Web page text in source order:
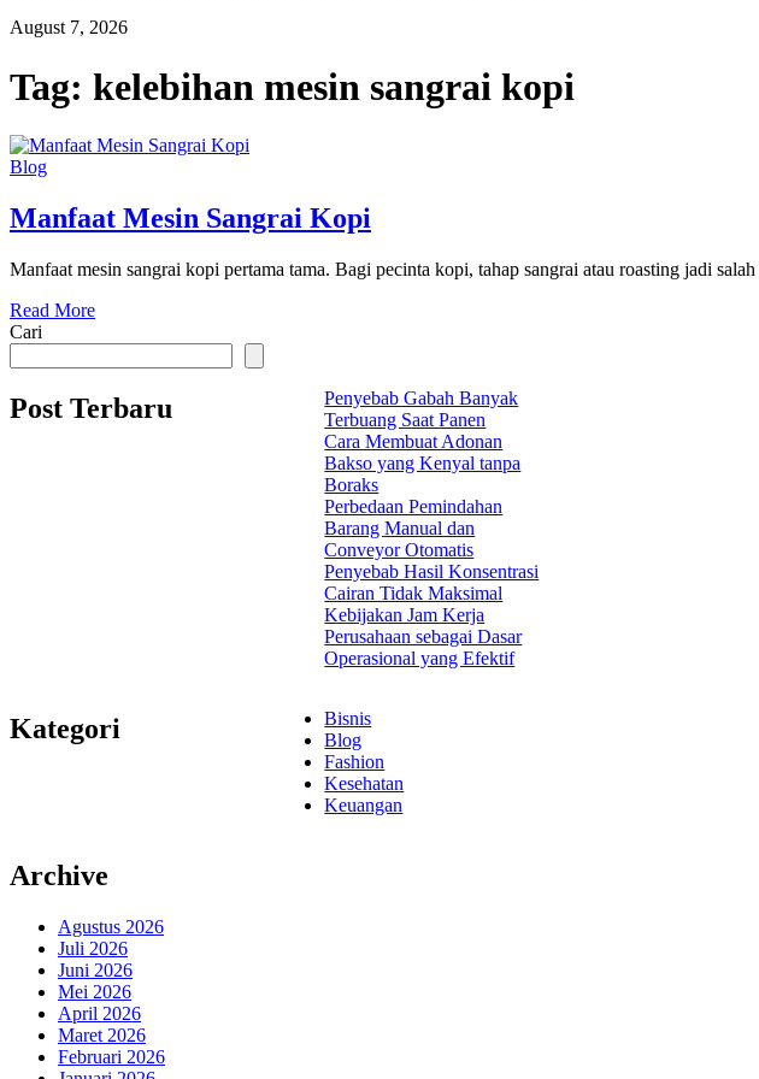
August 7, 2026
Tag: kelebihan mesin sangrai kopi
Blog
Manfaat Mesin Sangrai Kopi
Manfaat mesin sangrai kopi pertama tama. Bagi pecinta kopi, tahap sangrai atau roasting jadi
Read More
Cari
Post Terbaru
Penyebab Gabah Banyak
Terbuang Saat Panen
Cara Membuat Adonan
Bakso yang Kenyal tanpa
Boraks
Perbedaan Pemindahan
Barang Manual dan
Conveyor Otomatis
Penyebab Hasil Konsentrasi
Cairan Tidak Maksimal
Kebijakan Jam Kerja
Perusahaan sebagai Dasar
Operasional yang Efektif
Kategori
Bisnis
Blog
Fashion
Kesehatan
Keuangan
Archive
Agustus 2026
Juli 2026
Juni 2026
Mei 2026
April 2026
Maret 2026
Februari 2026